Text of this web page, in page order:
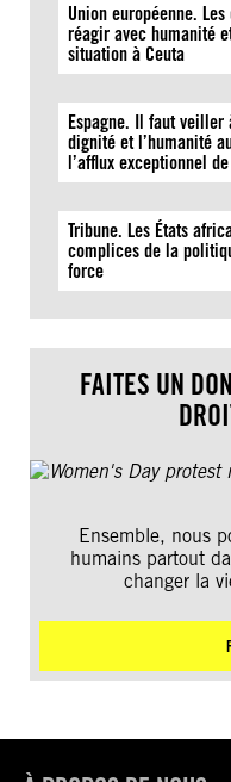
Union européenne.
réagir avec humanité
situation à Ceuta
Espagne. Il faut
dignité et l’humanité
l’afflux exceptionnel
Tribune. Les États
complices de la
force
FAITES UN
Ensemble, nous
humains partout
changer la